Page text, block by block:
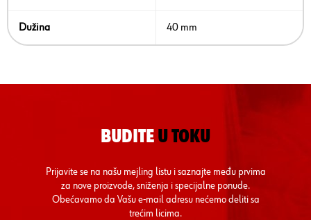
Dužina 40 mm
BUDITE U TOKU
Prijavite se na našu mejling listu i saznajte među prvima
za nove proizvode, sniženja i specijalne ponude.
Obećavamo da Vašu e-mail adresu nećemo deliti sa
trećim licima.